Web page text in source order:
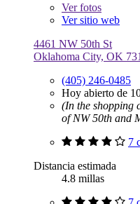
Verfotos
Ver sitio web
4461 NW 50th St
Oklahoma City, OK
(405) 246-0485
Hoy abierto de
(In the shopping
of NW 50th and
7
Distancia estimada
4.8 millas